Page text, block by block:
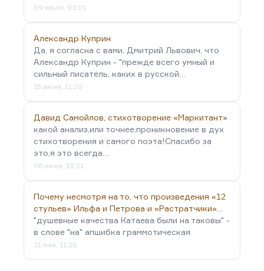
09 июля, 03:01
Александр Куприн
Да, я согласна с вами, Дмитрий Львович, что
Александр Куприн - "прежде всего умный и
сильный писатель, каких в русской…
15 июня, 11:29
Давид Самойлов, стихотворение «Маркитант»
какой анализ,или точнее,проникновение в дух
стихотворения и самого поэта!Спасибо за
это,я это всегда…
06 июня, 19:21
Почему несмотря на то, что произведения «12
стульев» Ильфа и Петрова и «Растратчики»…
"душевные качества Катаева были на таковы" -
в слове "на" апшибка граммотическая
31 мая, 11:20